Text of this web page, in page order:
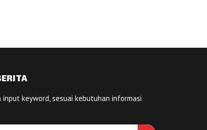
input keyword, sesuai kebutuhan informasi